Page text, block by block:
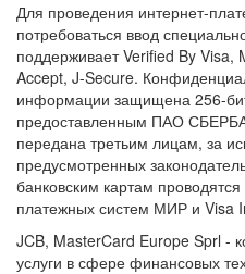
Для проведения интернет-
потребоваться ввод
поддерживает Verified By
Accept, J-Secure.
информации защищена 256-
предоставленным ПАО
передана третьим лицам, за
предусмотренных
банковским картам
платежных систем МИР и Visa
JCB, MasterCard Europe Sprl -
услуги в сфере финансовых